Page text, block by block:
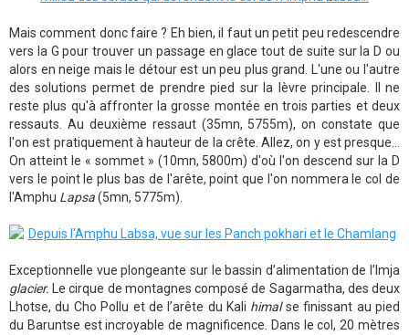
Mais comment donc faire ? Eh bien, il faut un petit peu redescendre
vers la G pour trouver un passage en glace tout de suite sur la D ou
alors en neige mais le détour est un peu plus grand. L'une ou l'autre
des solutions permet de prendre pied sur la lèvre principale. Il ne
reste plus qu'à affronter la grosse montée en trois parties et deux
ressauts. Au deuxième ressaut (35mn, 5755m), on constate que
l'on est pratiquement à hauteur de la crête. Allez, on y est presque...
On atteint le « sommet » (10mn, 5800m) d'où l'on descend sur la D
vers le point le plus bas de l'arête, point que l'on nommera le col de
l'Amphu Lapsa(5mn, 5775m).
Exceptionnelle vue plongeante sur le bassin d’alimentation de l’Imja
glacier. Le cirque de montagnes composé de Sagarmatha, des deux
Lhotse, du Cho Pollu et de l’arête du Kali himalse finissant au pied
du Baruntse est incroyable de magnificence. Dans le col, 20 mètres